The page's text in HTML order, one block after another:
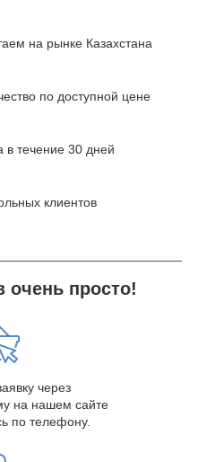
на рынке Казахстана
по доступной цене
в течение 30 дней
клиентов
очень просто!
через
на нашем сайте
по телефону.